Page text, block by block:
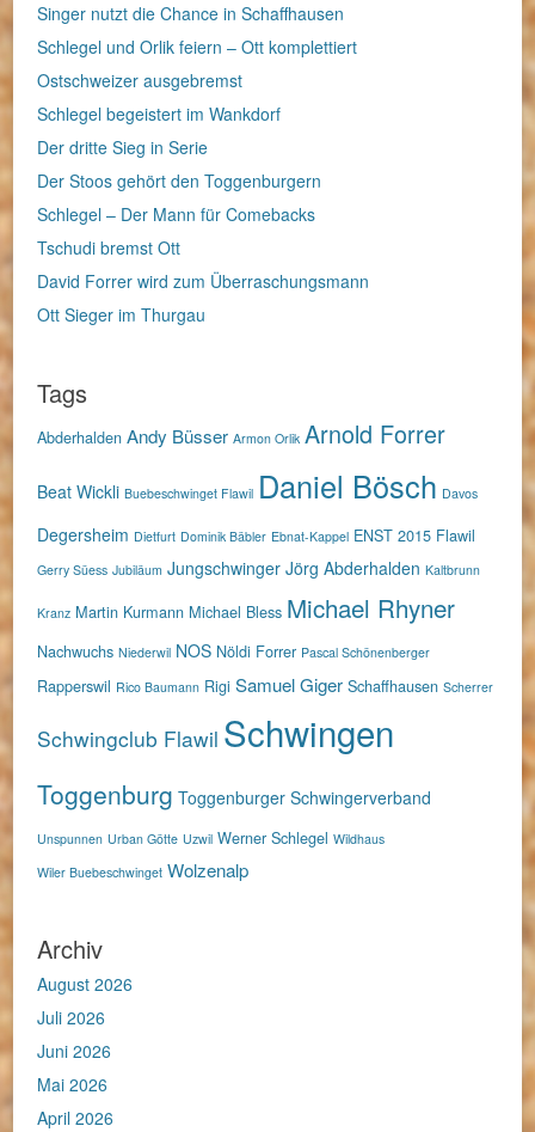
Singer nutzt die Chance in Schaffhausen
Schlegel und Orlik feiern – Ott komplettiert
Ostschweizer ausgebremst
Schlegel begeistert im Wankdorf
Der dritte Sieg in Serie
Der Stoos gehört den Toggenburgern
Schlegel – Der Mann für Comebacks
Tschudi bremst Ott
David Forrer wird zum Überraschungsmann
Ott Sieger im Thurgau
Tags
Abderhalden Andy Büsser Armon Orlik Arnold Forrer
Beat Wickli Buebeschwinget Flawil Daniel Bösch Davos
Degersheim Dietfurt Dominik Bäbler Ebnat-Kappel ENST 2015 Flawil
Gerry Süess Jubiläum Jungschwinger Jörg Abderhalden Kaltbrunn
Kranz Martin Kurmann Michael Bless Michael Rhyner
Nachwuchs Niederwil NOS Nöldi Forrer Pascal Schönenberger
Rapperswil Rico Baumann Rigi Samuel Giger Schaffhausen Scherrer
Schwingclub Flawil Schwingen
Toggenburg Toggenburger Schwingerverband
Unspunnen Urban Götte Uzwil Werner Schlegel Wildhaus
Wiler Buebeschwinget Wolzenalp
Archiv
August 2026
Juli 2026
Juni 2026
Mai 2026
April 2026